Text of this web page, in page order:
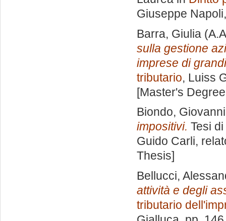
Giuseppe Napoli
Barra, Giulia
sulla gestione
imprese di
tributario, Luiss
[Master's
Biondo,
impositivi. Tesi
Guido Carli,
Thesis]
Bellucci,
attività e degli
tributario